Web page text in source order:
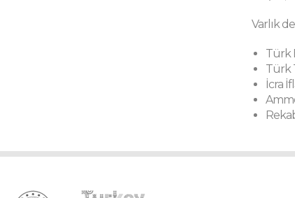
Varlık
Türk
Türk
İcra